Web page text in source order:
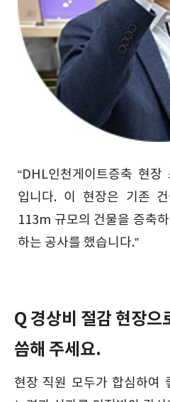
“DHL인천게이트증축 현장
입니다. 이 현장은 기존
113m 규모의 건물을 증축
하는 공사를 했습니다.”
Q 경상비 절감 현장으
씀해 주세요.
현장 직원 모두가 합심하여